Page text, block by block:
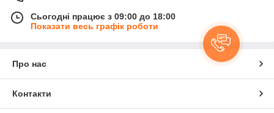
Сьогодні працює з 09:00 до 18:00
Показати весь графік роботи
Про нас
Контакти